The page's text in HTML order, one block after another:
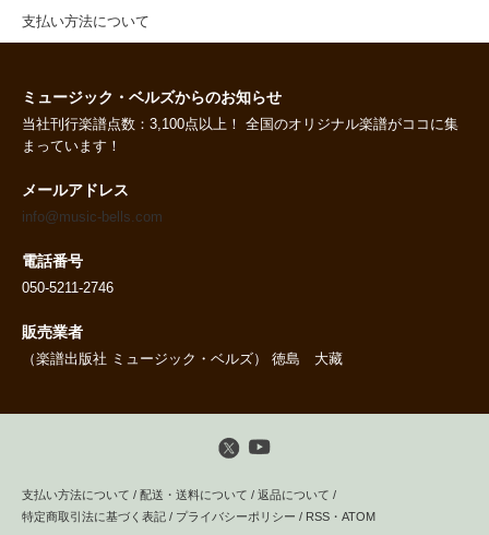
支払い方法について
ミュージック・ベルズからのお知らせ
当社刊行楽譜点数：3,100点以上！ 全国のオリジナル楽譜がココに集
まっています！
メールアドレス
info@music-bells.com
電話番号
050-5211-2746
販売業者
（楽譜出版社 ミュージック・ベルズ） 徳島 大藏
支払い方法について / 配送・送料について / 返品について /
特定商取引法に基づく表記 / プライバシーポリシー / RSS ・ ATOM